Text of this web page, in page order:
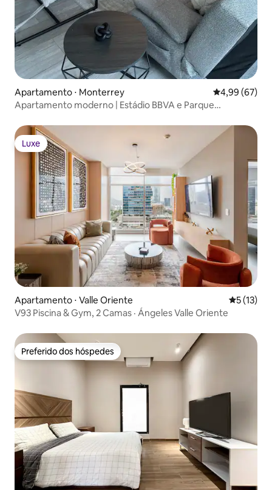
Apartamento ⋅ Monterrey 4,99 de uma
4,99 (67)
Apartamento moderno | Estádio BBVA e Parque
Luxe
Luxe
Apartamento ⋅ Valle Oriente 5 de uma
5 (13)
V93 Piscina & Gym, 2 Camas · Ángeles Valle Oriente
Preferido dos hóspedes
Preferido dos hóspedes